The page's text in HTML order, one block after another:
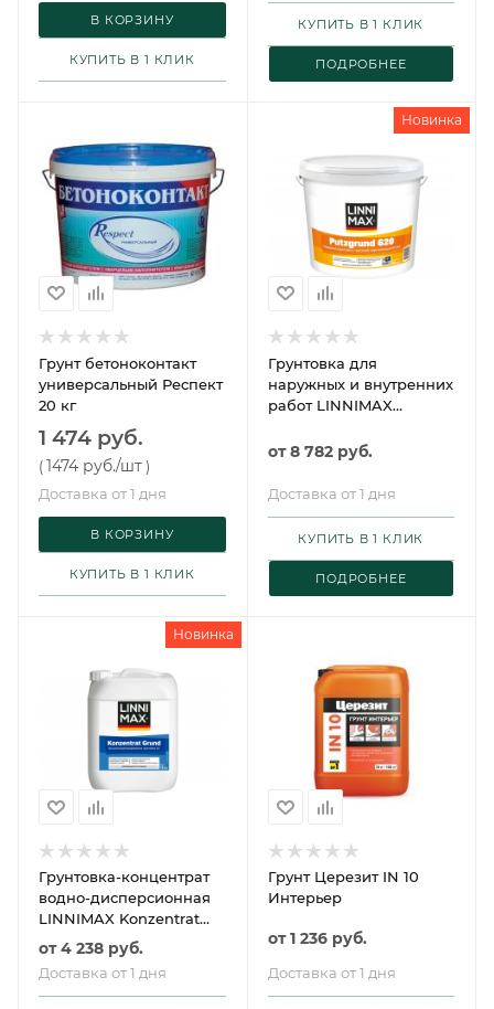
В КОРЗИНУ
КУПИТЬ В 1 КЛИК ПОДРОБНЕЕ
КУПИТЬ В 1 КЛИК
Грунт бетоноконтакт
универсальный Респект
20 кг
1 474 руб.
(1474 руб./шт)
Доставка от 1 дня
В КОРЗИНУ
КУПИТЬ В 1 КЛИК
Новинка
Грунтовка для
наружных и внутренних
работ LINNIMAX
ЛИННИМАКС Путцгрунт
от8 782 руб.
Доставка от 1 дня
ПОДРОБНЕЕ
КУПИТЬ В 1 КЛИК
Новинка
Грунтовка-концентрат
водно-дисперсионная
LINNIMAX Konzentrat
Grund (1:4) /
ЛИННИМАКС
Концентрат Грунт
от4 238 руб.
Доставка от 1 дня
Грунт Церезит IN 10
Интерьер
от1 236 руб.
Доставка от 1 дня